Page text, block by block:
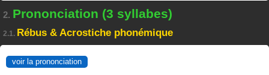
2. Prononciation (3 syllabes)
2.1. Rébus & Acrostiche phonémique
voir la prononciation